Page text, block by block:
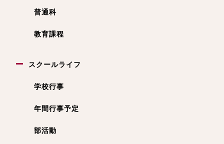
普通科
教育課程
スクールライフ
学校行事
年間行事予定
部活動